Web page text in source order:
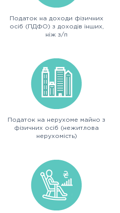
Податок на доходи фізичних
осіб (ПДФО) з доходів інших,
ніж з/п
Податок на нерухоме майно з
фізичних осіб (нежитлова
нерухомість)